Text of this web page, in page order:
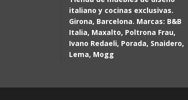
italiano y cocinas exclusivas.
Girona, Barcelona. Marcas: B&B
Italia, Maxalto, Poltrona Frau,
Ivano Redaeli, Porada, Snaidero,
Lema, Mogg